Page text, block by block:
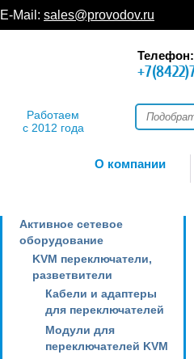
E-Mail: sales@provodov.ru
Работаем
с 2012 года
Телефон:
О компании
Активное сетевое
оборудование
KVM переключатели,
разветвители
Кабели и адаптеры
для переключателей
Модули для
переключателей KVM